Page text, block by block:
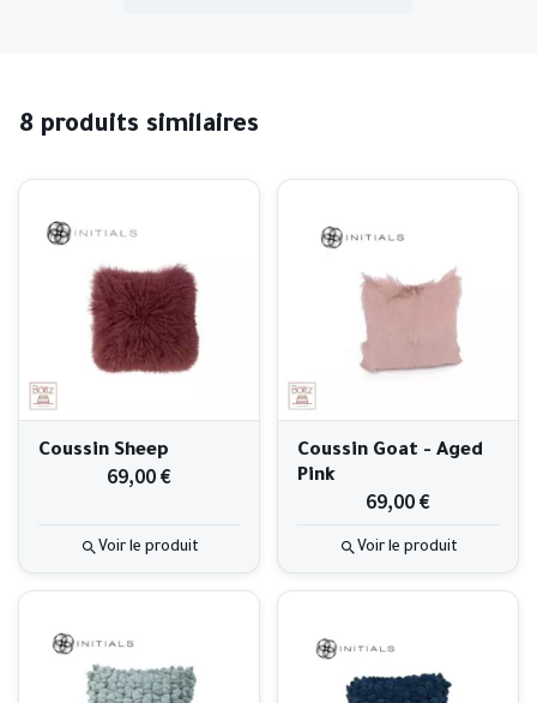
8 produits similaires
Coussin Sheep
69,00 €
Voir le produit
Coussin Goat - Aged
Pink
69,00 €
Voir le produit